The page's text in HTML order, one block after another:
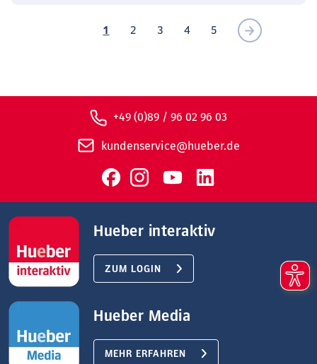
1 2 3 4 5
+49 (0)89 / 96 02 96 03
kundenservice@hueber.de
Hueber interaktiv
ZUM LOGIN
Hueber Media
MEHR ERFAHREN